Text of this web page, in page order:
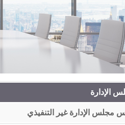
الإدارة
مجلس الإدارة غير التنفيذي